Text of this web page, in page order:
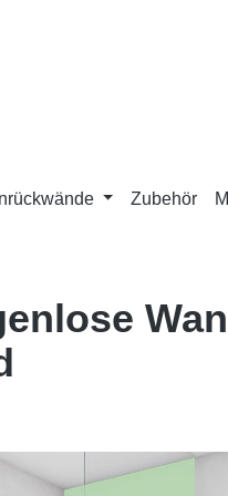
Zubehör